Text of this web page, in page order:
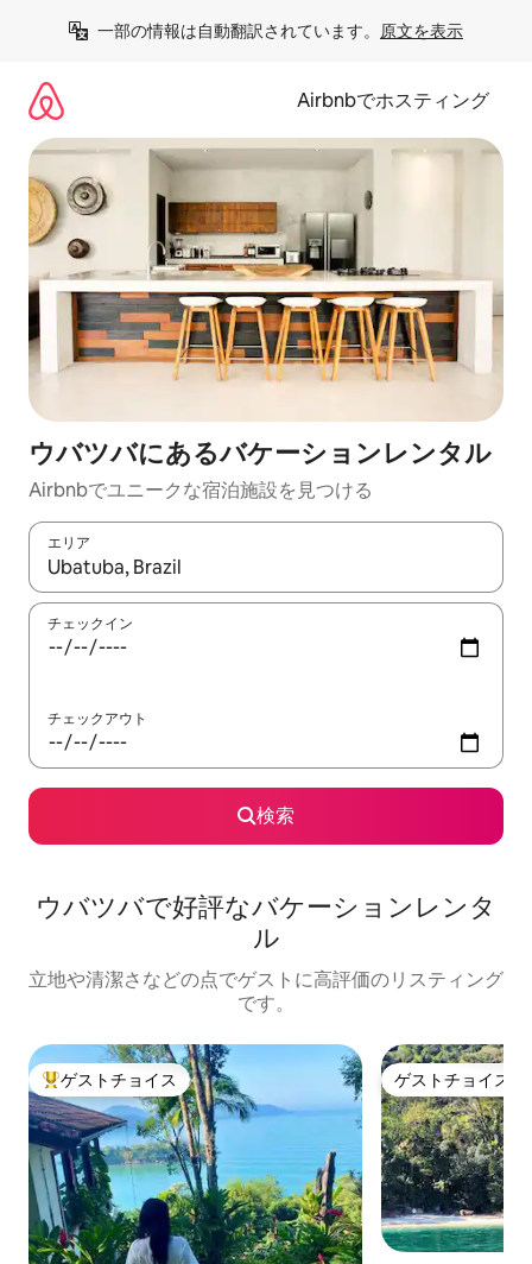
一部の情報は自動翻訳されています。 原文を表示
Airbnbでホスティング
ウバツバにあるバケーションレンタル
Airbnbでユニークな宿泊施設を見つける
エリア
検索結果が表示されたら、上下の矢印キーを使って移動するか
チェックイン
チェックアウト
検索
ウバツバで好評なバケーションレンタ
ル
立地や清潔さなどの点でゲストに高評価のリスティング
です。
大好評のゲストチョイスです。
ゲストチョイス ゲストチョイス
ゲストチョイス